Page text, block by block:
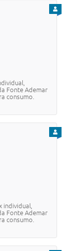
Fonte Ademar
consumo.
Fonte Ademar
consumo.